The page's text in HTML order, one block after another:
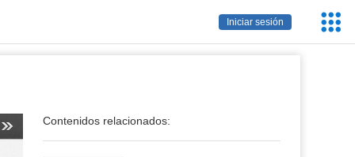
Iniciar sesión
Contenidos relacionados: